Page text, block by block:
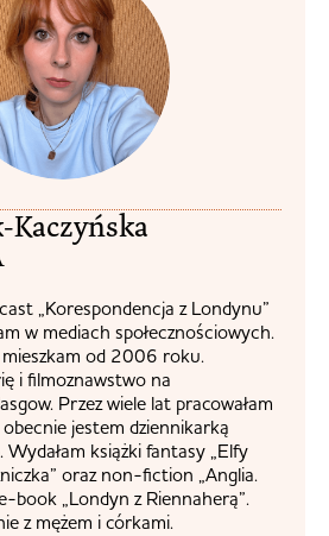
„Korespondencja z Londynu”
w mediach społecznościowych.
od 2006 roku.
i filmoznawstwo na
Przez wiele lat pracowałam
jestem dziennikarką
książki fantasy „Elfy
oraz non-fiction „Anglia.
book „Londyn z Riennaherą”.
z mężem i córkami.